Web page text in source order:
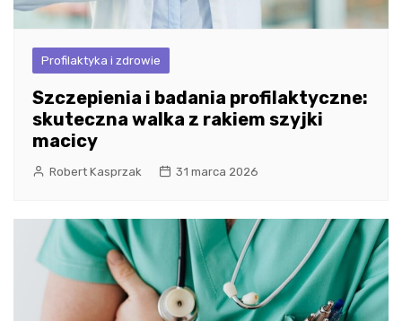
Profilaktyka i zdrowie
Szczepienia i badania profilaktyczne:
skuteczna walka z rakiem szyjki
macicy
Robert Kasprzak 31 marca 2026